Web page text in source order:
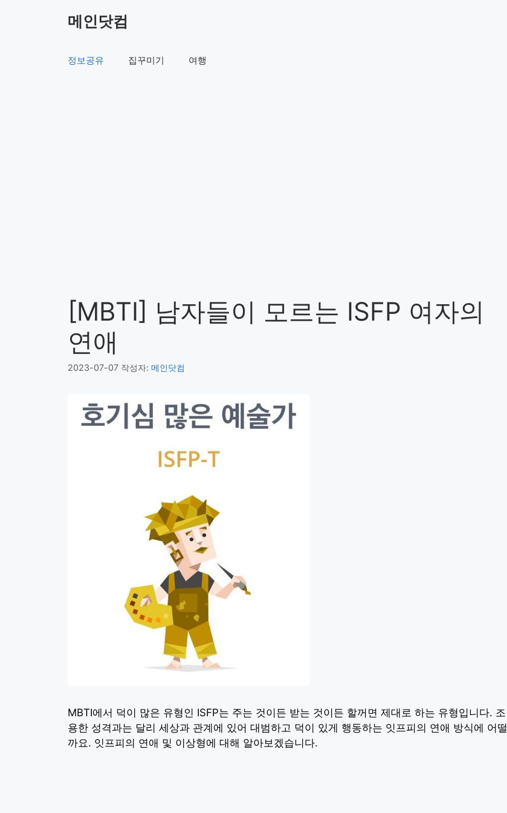
메인닷컴
정보공유 집꾸미기 여행
[MBTI] 남자들이 모르는 ISFP 여자의
연애
2023-07-07 작성자: 메인닷컴
MBTI에서 덕이 많은 유형인 ISFP는 주는 것이든 받는 것이든 할꺼면 제대로 하는 유형입니다. 조
용한 성격과는 달리 세상과 관계에 있어 대범하고 덕이 있게 행동하는 잇프피의 연애 방식에 어떨
까요. 잇프피의 연애 및 이상형에 대해 알아보겠습니다.